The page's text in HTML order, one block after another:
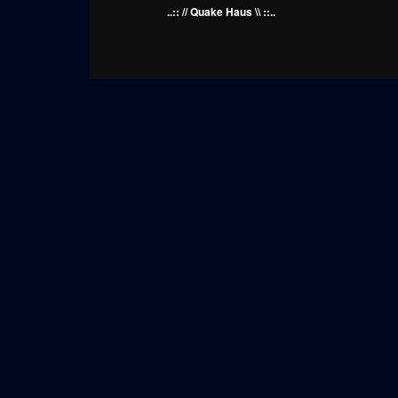
..:: // Quake Haus \\ ::..